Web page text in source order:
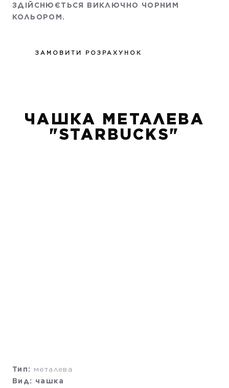
ЗДІЙСНЮЄТЬСЯ ВИКЛЮЧНО ЧОРНИМ
КОЛЬОРОМ.
ЗАМОВИТИ РОЗРАХУНОК
ЧАШКА МЕТАЛЕВА
"STARBUCKS"
Тип: металева
Вид: чашка